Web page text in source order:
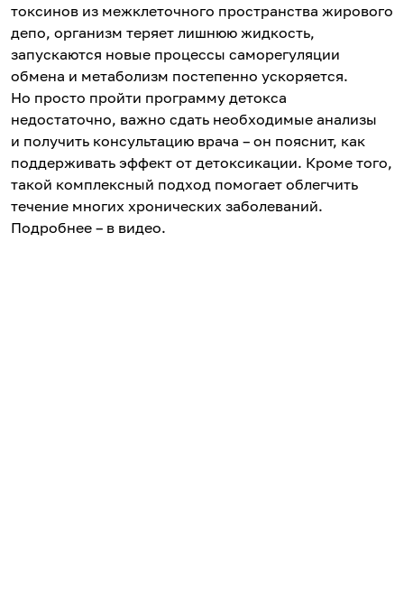
токсинов из межклеточного пространства жирового
депо, организм теряет лишнюю жидкость,
запускаются новые процессы саморегуляции
обмена и метаболизм постепенно ускоряется.
Но просто пройти программу детокса
недостаточно, важно сдать необходимые анализы
и получить консультацию врача – он пояснит, как
поддерживать эффект от детоксикации. Кроме того,
такой комплексный подход помогает облегчить
течение многих хронических заболеваний.
Подробнее – в видео.